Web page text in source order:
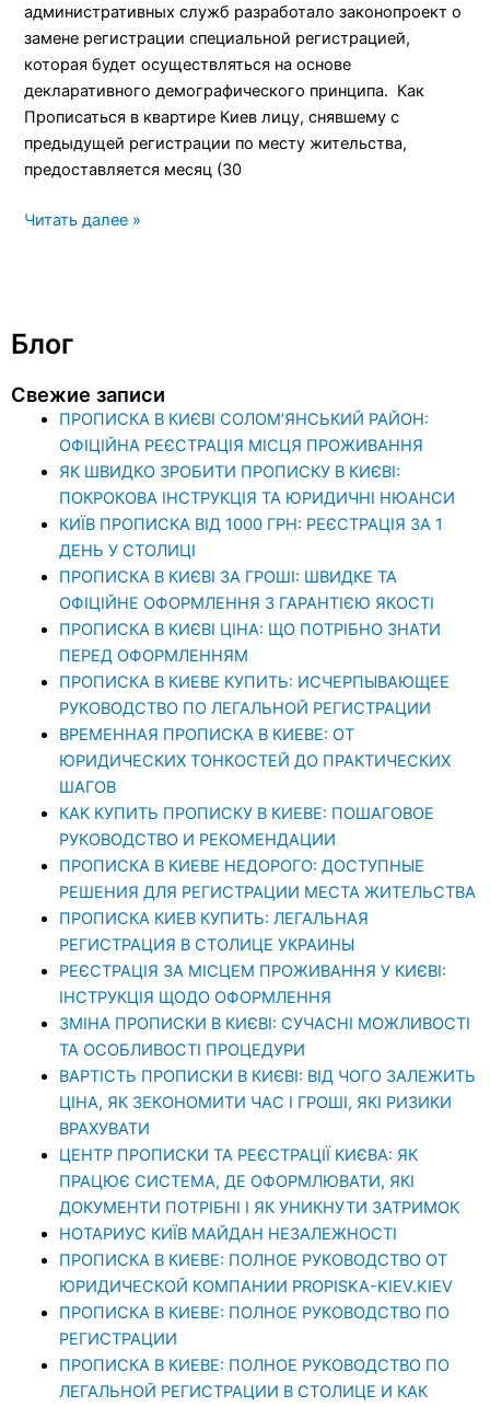
административных служб разработало законопроект о
замене регистрации специальной регистрацией,
которая будет осуществляться на основе
декларативного демографического принципа. Как
Прописаться в квартире Киев лицу, снявшему с
предыдущей регистрации по месту жительства,
предоставляется месяц (30
Читать далее »
Блог
Свежие записи
ПРОПИСКА В КИЄВІ СОЛОМ’ЯНСЬКИЙ РАЙОН:
ОФІЦІЙНА РЕЄСТРАЦІЯ МІСЦЯ ПРОЖИВАННЯ
ЯК ШВИДКО ЗРОБИТИ ПРОПИСКУ В КИЄВІ:
ПОКРОКОВА ІНСТРУКЦІЯ ТА ЮРИДИЧНІ НЮАНСИ
КИЇВ ПРОПИСКА ВІД 1000 ГРН: РЕЄСТРАЦІЯ ЗА 1
ДЕНЬ У СТОЛИЦІ
ПРОПИСКА В КИЄВІ ЗА ГРОШІ: ШВИДКЕ ТА
ОФІЦІЙНЕ ОФОРМЛЕННЯ З ГАРАНТІЄЮ ЯКОСТІ
ПРОПИСКА В КИЄВІ ЦІНА: ЩО ПОТРІБНО ЗНАТИ
ПЕРЕД ОФОРМЛЕННЯМ
ПРОПИСКА В КИЕВЕ КУПИТЬ: ИСЧЕРПЫВАЮЩЕЕ
РУКОВОДСТВО ПО ЛЕГАЛЬНОЙ РЕГИСТРАЦИИ
ВРЕМЕННАЯ ПРОПИСКА В КИЕВЕ: ОТ
ЮРИДИЧЕСКИХ ТОНКОСТЕЙ ДО ПРАКТИЧЕСКИХ
ШАГОВ
КАК КУПИТЬ ПРОПИСКУ В КИЕВЕ: ПОШАГОВОЕ
РУКОВОДСТВО И РЕКОМЕНДАЦИИ
ПРОПИСКА В КИЕВЕ НЕДОРОГО: ДОСТУПНЫЕ
РЕШЕНИЯ ДЛЯ РЕГИСТРАЦИИ МЕСТА ЖИТЕЛЬСТВА
ПРОПИСКА КИЕВ КУПИТЬ: ЛЕГАЛЬНАЯ
РЕГИСТРАЦИЯ В СТОЛИЦЕ УКРАИНЫ
РЕЄСТРАЦІЯ ЗА МІСЦЕМ ПРОЖИВАННЯ У КИЄВІ:
ІНСТРУКЦІЯ ЩОДО ОФОРМЛЕННЯ
ЗМІНА ПРОПИСКИ В КИЄВІ: СУЧАСНІ МОЖЛИВОСТІ
ТА ОСОБЛИВОСТІ ПРОЦЕДУРИ
ВАРТІСТЬ ПРОПИСКИ В КИЄВІ: ВІД ЧОГО ЗАЛЕЖИТЬ
ЦІНА, ЯК ЗЕКОНОМИТИ ЧАС І ГРОШІ, ЯКІ РИЗИКИ
ВРАХУВАТИ
ЦЕНТР ПРОПИСКИ ТА РЕЄСТРАЦІЇ КИЄВА: ЯК
ПРАЦЮЄ СИСТЕМА, ДЕ ОФОРМЛЮВАТИ, ЯКІ
ДОКУМЕНТИ ПОТРІБНІ І ЯК УНИКНУТИ ЗАТРИМОК
НОТАРИУС КИЇВ МАЙДАН НЕЗАЛЕЖНОСТІ
ПРОПИСКА В КИЕВЕ: ПОЛНОЕ РУКОВОДСТВО ОТ
ЮРИДИЧЕСКОЙ КОМПАНИИ PROPISKA-KIEV.KIEV
ПРОПИСКА В КИЕВЕ: ПОЛНОЕ РУКОВОДСТВО ПО
РЕГИСТРАЦИИ
ПРОПИСКА В КИЕВЕ: ПОЛНОЕ РУКОВОДСТВО ПО
ЛЕГАЛЬНОЙ РЕГИСТРАЦИИ В СТОЛИЦЕ И КАК